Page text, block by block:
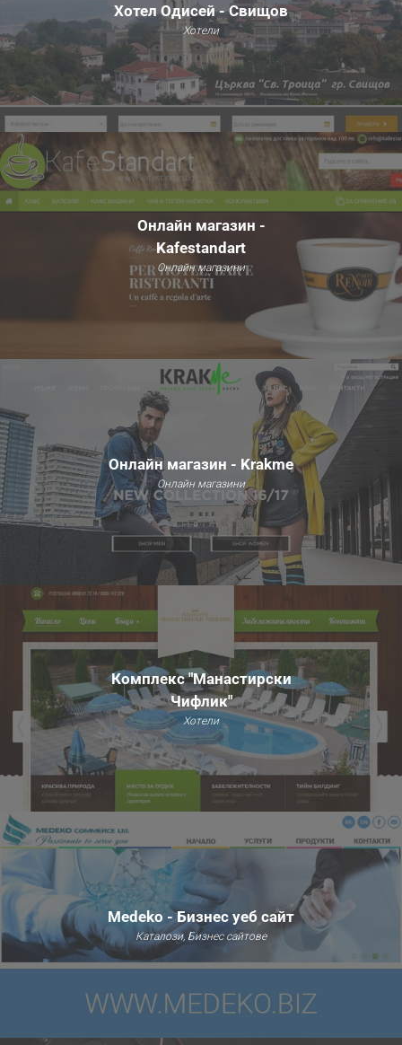
Хотел Одисей - Свищов
Хотели
Онлайн магазин -
Kafestandart
Онлайн магазини
Онлайн магазин - Krakme
Онлайн магазини
Комплекс "Манастирски
Чифлик"
Хотели
Medeko - Бизнес уеб сайт
Каталози, Бизнес сайтове